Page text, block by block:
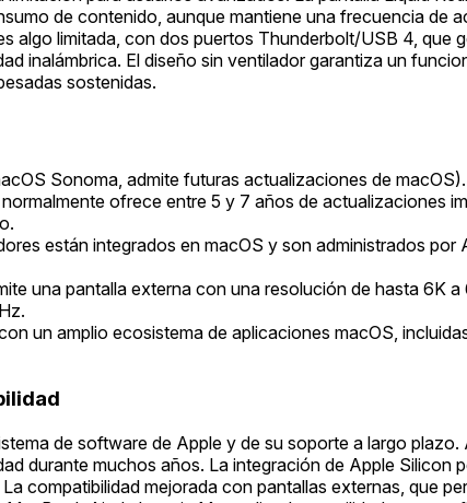
de contenido, aunque mantiene una frecuencia
algo limitada, con dos puertos Thunderbolt/USB 4,
inalámbrica. El diseño sin ventilador garantiza un
sostenidas.
Sonoma, admite futuras actualizaciones de macOS).
ofrece entre 5 y 7 años de actualizaciones
están integrados en macOS y son administrados por
una pantalla externa con una resolución de hasta 6K
un amplio ecosistema de aplicaciones macOS,
de software de Apple y de su soporte a largo
durante muchos años. La integración de Apple Silicon
compatibilidad mejorada con pantallas externas, que